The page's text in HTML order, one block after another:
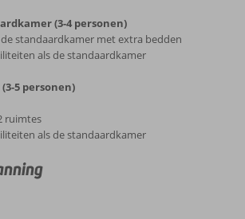
(3-4 personen)
standaardkamer met extra bedden
als de standaardkamer
5 personen)
ruimtes
als de standaardkamer